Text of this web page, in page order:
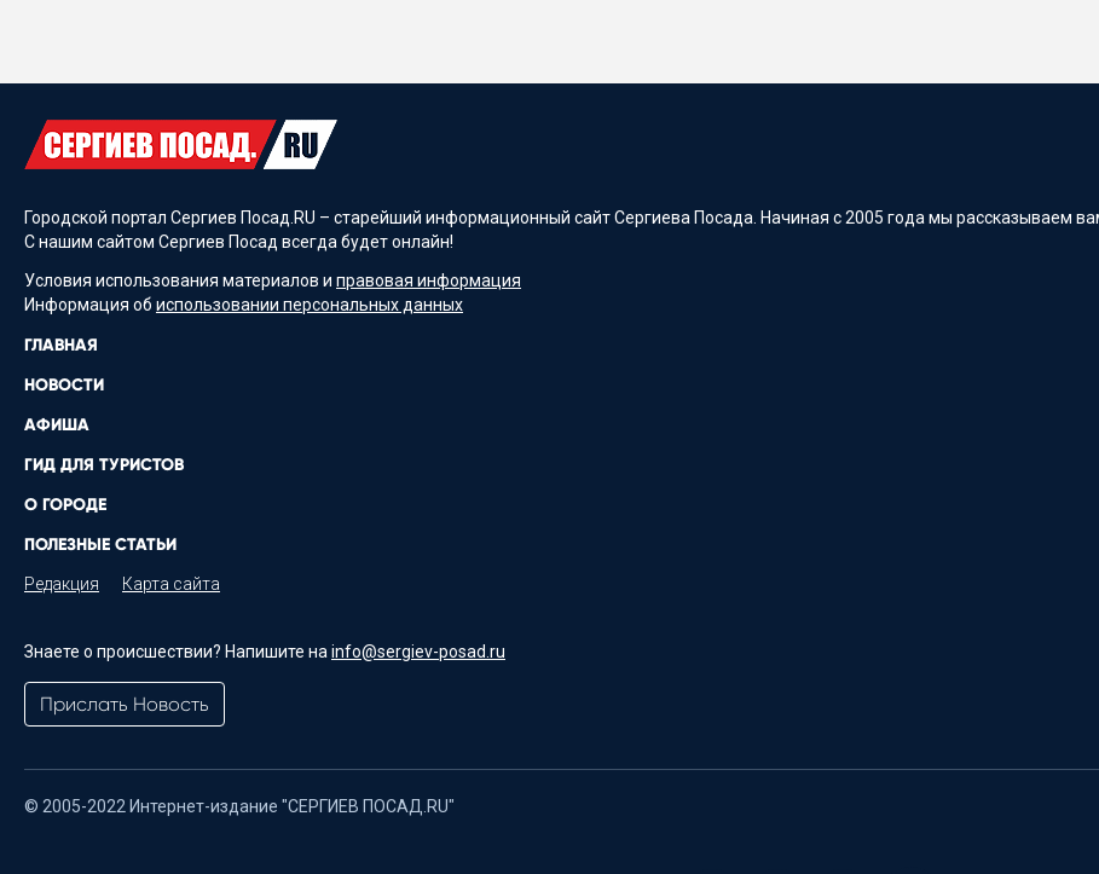
Городской портал Сергиев Посад.RU – старейший информационный сайт Сергиева Посада. Начиная с 2005 года мы рассказываем
С нашим сайтом Сергиев Посад всегда будет онлайн!
Условия использования материалов и правовая информация
Информация об использовании персональных данных
ГЛАВНАЯ
НОВОСТИ
АФИША
ГИД ДЛЯ ТУРИСТОВ
О ГОРОДЕ
ПОЛЕЗНЫЕ СТАТЬИ
Редакция Карта сайта
Знаете о происшествии? Напишите наinfo@sergiev-posad.ru
Прислать Новость
© 2005-2022 Интернет-издание "СЕРГИЕВ ПОСАД.RU"